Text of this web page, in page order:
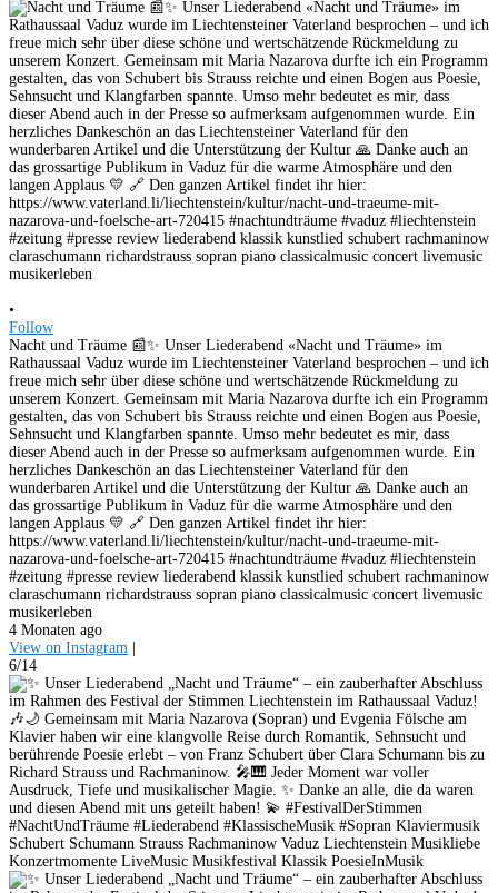
•
Follow
Nacht und Träume 📰✨ Unser Liederabend «Nacht und Träume» im
Rathaussaal Vaduz wurde im Liechtensteiner Vaterland besprochen – und ich
freue mich sehr über diese schöne und wertschätzende Rückmeldung zu
unserem Konzert. Gemeinsam mit Maria Nazarova durfte ich ein Programm
gestalten, das von Schubert bis Strauss reichte und einen Bogen aus Poesie,
Sehnsucht und Klangfarben spannte. Umso mehr bedeutet es mir, dass
dieser Abend auch in der Presse so aufmerksam aufgenommen wurde. Ein
herzliches Dankeschön an das Liechtensteiner Vaterland für den
wunderbaren Artikel und die Unterstützung der Kultur 🙏 Danke auch an
das grossartige Publikum in Vaduz für die warme Atmosphäre und den
langen Applaus 💛 🔗 Den ganzen Artikel findet ihr hier:
https://www.vaterland.li/liechtenstein/kultur/nacht-und-traeume-mit-
nazarova-und-foelsche-art-720415 #nachtundträume #vaduz #liechtenstein
#zeitung #presse review liederabend klassik kunstlied schubert rachmaninow
claraschumann richardstrauss sopran piano classicalmusic concert livemusic
musikerleben
4 Monaten ago
View on Instagram
6/14